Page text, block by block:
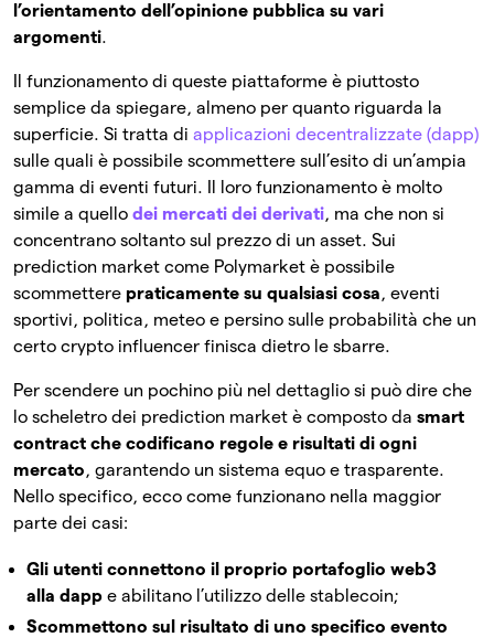
l’orientamento dell’opinione pubblica su vari
argomenti.
Il funzionamento di queste piattaforme è piuttosto
semplice da spiegare, almeno per quanto riguarda la
superficie. Si tratta di applicazioni decentralizzate (dapp)
sulle quali è possibile scommettere sull’esito di un’ampia
gamma di eventi futuri. Il loro funzionamento è molto
simile a quello dei mercati dei derivati, ma che non si
concentrano soltanto sul prezzo di un asset. Sui
prediction market come Polymarket è possibile
scommettere praticamente su qualsiasi cosa, eventi
sportivi, politica, meteo e persino sulle probabilità che un
certo crypto influencer finisca dietro le sbarre.
Per scendere un pochino più nel dettaglio si può dire che
lo scheletro dei prediction market è composto da smart
contract che codificano regole e risultati di ogni
mercato, garantendo un sistema equo e trasparente.
Nello specifico, ecco come funzionano nella maggior
parte dei casi:
Gli utenti connettono il proprio portafoglio web3
alla dapp e abilitano l’utilizzo delle stablecoin;
Scommettono sul risultato di uno specifico evento